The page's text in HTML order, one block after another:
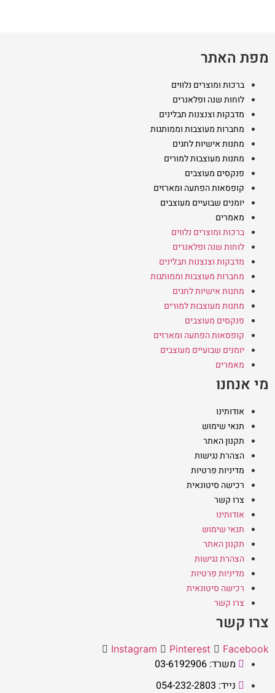
מפת האתר
ברכות ומוצרים נלווים
לוחות שנה ופלאנרים
מדבקות וצנצנות תבלינים
מחברות מעוצבות וממותגות
מתנות אישיות לחגים
מתנות מעוצבות למורים
פנקסים מעוצבים
קופסאות הפתעה ומארזים
יומנים שבועיים מעוצבים
מאמרים
ברכות ומוצרים נלווים
לוחות שנה ופלאנרים
מדבקות וצנצנות תבלינים
מחברות מעוצבות וממותגות
מתנות אישיות לחגים
מתנות מעוצבות למורים
פנקסים מעוצבים
קופסאות הפתעה ומארזים
יומנים שבועיים מעוצבים
מאמרים
מי אנחנו
אודותינו
תנאי שימוש
תקנון האתר
הצהרת נגישות
מדיניות פרטיות
רכישה סיטונאית
צרו קשר
אודותינו
תנאי שימוש
תקנון האתר
הצהרת נגישות
מדיניות פרטיות
רכישה סיטונאית
צרו קשר
צרו קשר
Instagram Pinterest Facebook
משרד: 03-6192906
נייד: 054-232-2803